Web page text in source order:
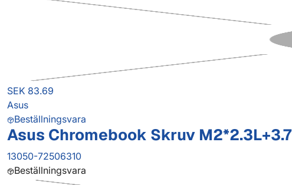
SEK 83.69
Asus
Beställningsvara
Asus Chromebook Skruv M2*2.3L+3.7
13050-72506310
Beställningsvara